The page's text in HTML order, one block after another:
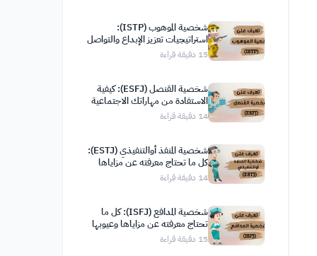
شخصية الموهوب (ISTP):
استراتيجيات تعزيز الإبداع والتواصل
الفعّال
15 دقيقة قراءة
شخصية القنصل (ESFJ): كيفية
الاستفادة من مهاراتك الاجتماعية
لتحقيق نتائج إيجابية
14 دقيقة قراءة
شخصية المنفذ أوالتنفيذي (ESTJ):
كل ما تحتاج معرفته عن مزاياها
وعيوبها وصفاتها
14 دقيقة قراءة
شخصية المدافع (ISFJ): كل ما
تحتاج معرفته عن مزاياها وعيوبها
وصفاتها
15 دقيقة قراءة